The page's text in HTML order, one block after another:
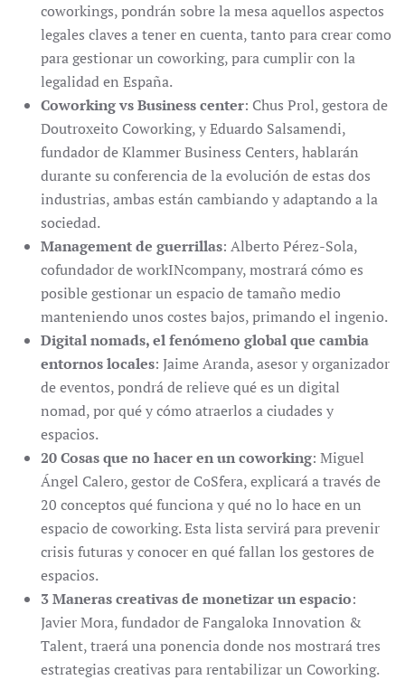
coworkings, pondrán sobre la mesa aquellos aspectos
legales claves a tener en cuenta, tanto para crear como
para gestionar un coworking, para cumplir con la
legalidad en España.
Coworking vs Business center: Chus Prol, gestora de
Doutroxeito Coworking, y Eduardo Salsamendi,
fundador de Klammer Business Centers, hablarán
durante su conferencia de la evolución de estas dos
industrias, ambas están cambiando y adaptando a la
sociedad.
Management de guerrillas: Alberto Pérez-Sola,
cofundador de workINcompany, mostrará cómo es
posible gestionar un espacio de tamaño medio
manteniendo unos costes bajos, primando el ingenio.
Digital nomads, el fenómeno global que cambia
entornos locales: Jaime Aranda, asesor y organizador
de eventos, pondrá de relieve qué es un digital
nomad, por qué y cómo atraerlos a ciudades y
espacios.
20 Cosas que no hacer en un coworking: Miguel
Ángel Calero, gestor de CoSfera, explicará a través de
20 conceptos qué funciona y qué no lo hace en un
espacio de coworking. Esta lista servirá para prevenir
crisis futuras y conocer en qué fallan los gestores de
espacios.
3 Maneras creativas de monetizar un espacio:
Javier Mora, fundador de Fangaloka Innovation &
Talent, traerá una ponencia donde nos mostrará tres
estrategias creativas para rentabilizar un Coworking.